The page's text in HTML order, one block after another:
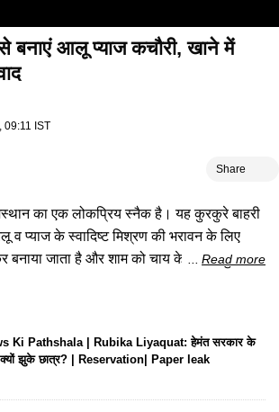
बनाएं आलू प्‍याज कचौरी, खाने में
09:11 IST
Share
का एक लोकप्रिय स्नैक है। यह कुरकुरे बाहरी
प्याज के स्वादिष्ट मिश्रण की भरावन के लिए
बनाया जाता है और शाम को चाय के समय बहुत
Read more
Ki Pathshala | Rubika Liyaquat: हेमंत सरकार के
झुके छात्र? | Reservation| Paper leak